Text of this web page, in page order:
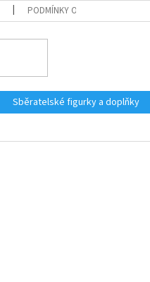
PODMÍNKY OCHRANY
Sběratelské figurky a doplňky